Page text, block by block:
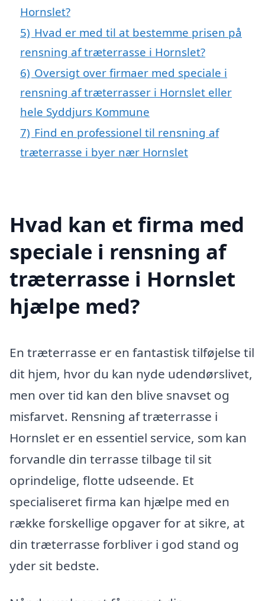
Hornslet?
5) Hvad er med til at bestemme prisen på
rensning af træterrasse i Hornslet?
6) Oversigt over firmaer med speciale i
rensning af træterrasser i Hornslet eller
hele Syddjurs Kommune
7) Find en professionel til rensning af
træterrasse i byer nær Hornslet
Hvad kan et firma med
speciale i rensning af
træterrasse i Hornslet
hjælpe med?
En træterrasse er en fantastisk tilføjelse til
dit hjem, hvor du kan nyde udendørslivet,
men over tid kan den blive snavset og
misfarvet. Rensning af træterrasse i
Hornslet er en essentiel service, som kan
forvandle din terrasse tilbage til sit
oprindelige, flotte udseende. Et
specialiseret firma kan hjælpe med en
række forskellige opgaver for at sikre, at
din træterrasse forbliver i god stand og
yder sit bedste.